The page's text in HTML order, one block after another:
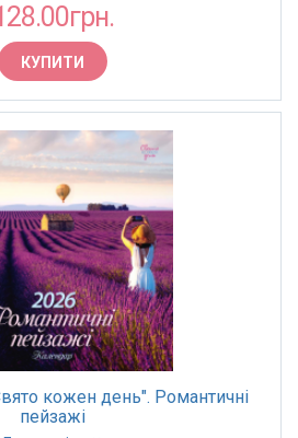
КУПИТИ
кожен день". Романтичні
пейзажі